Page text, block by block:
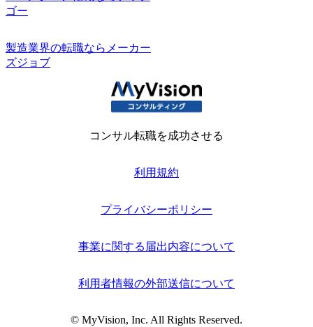
ゴー
製造業界の転職ならメーカー
ズジョブ
コンサル転職を成功させる
利用規約
プライバシーポリシー
事業に関する届出内容について
利用者情報の外部送信について
© MyVision, Inc. All Rights Reserved.